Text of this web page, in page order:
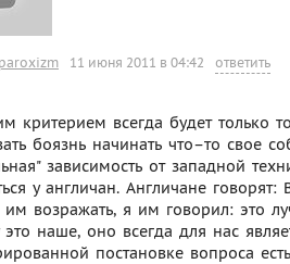
paroxizm 11 июня 2011 в 04:42 ответить
критерием всегда будет только
боязнь начинать что–то свое
зависимость от западной
у англичан. Англичане
им возражать, я им говорил: это
это наше, оно всегда для нас
постановке вопроса